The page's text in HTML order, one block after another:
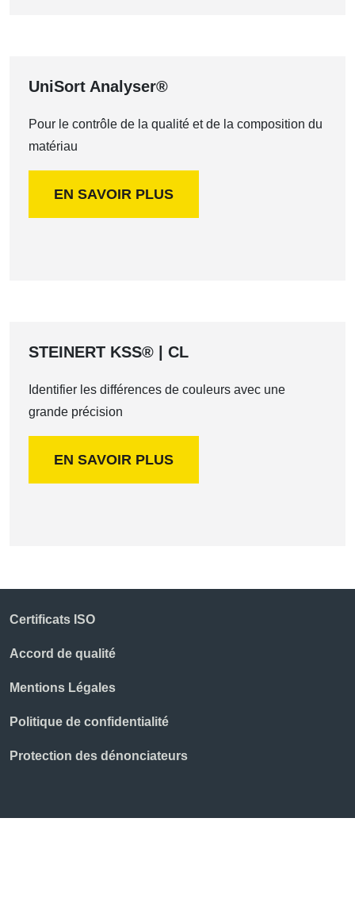
UniSort Analyser®
Pour le contrôle de la qualité et de la composition du
matériau
EN SAVOIR PLUS
STEINERT KSS® | CL
Identifier les différences de couleurs avec une
grande précision
EN SAVOIR PLUS
Certificats ISO
Accord de qualité
Mentions Légales
Politique de confidentialité
Protection des dénonciateurs